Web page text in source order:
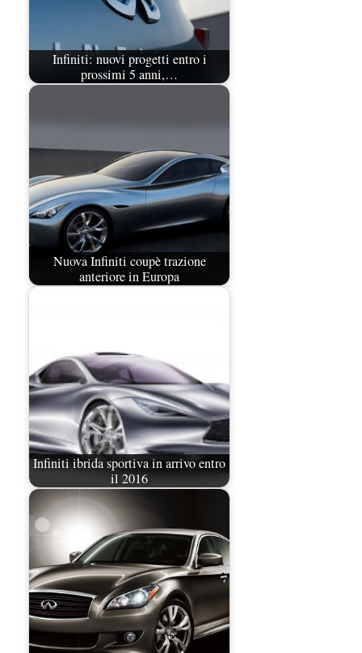
Infiniti: nuovi progetti entro i
prossimi 5 anni,…
Nuova Infiniti coupè trazione
anteriore in Europa
Infiniti ibrida sportiva in arrivo entro
il 2016